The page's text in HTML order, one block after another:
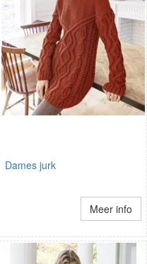
Dames jurk
Meer info